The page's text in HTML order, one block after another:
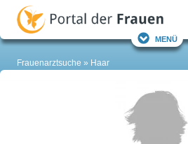
Menü
Frauenarztsuche Haar